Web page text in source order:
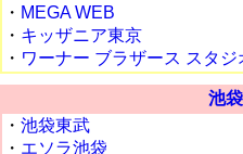
・ MEGA WEB
・ キッザニア東京
・ ワーナー ブラザース スタ
池
・ 池袋東武
・ エソラ池袋